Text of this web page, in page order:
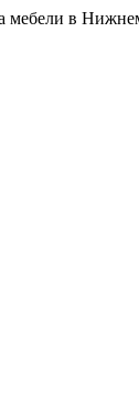
мебели в